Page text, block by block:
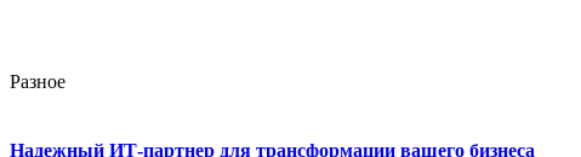
Разное
Надежный ИТ-партнер для трансформации вашего бизнеса